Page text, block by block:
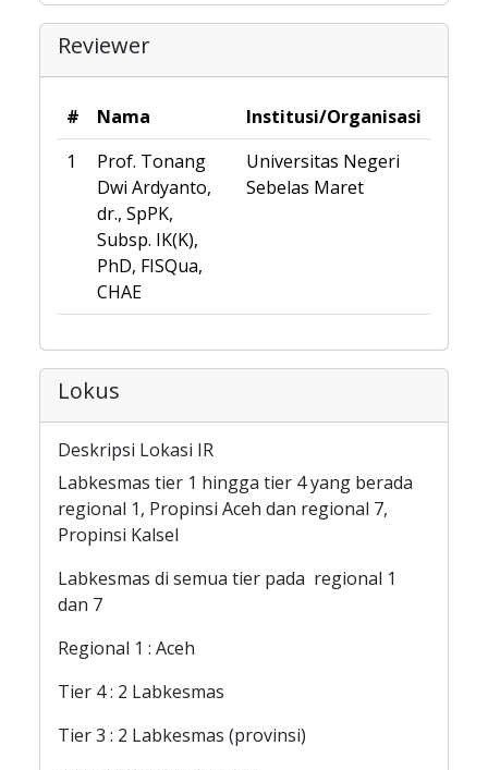
Reviewer
# Nama
Institusi/Organisasi
1
Prof. Tonang
Dwi Ardyanto,
dr., SpPK,
Subsp. IK(K),
PhD, FISQua,
CHAE
Universitas Negeri
Sebelas Maret
Lokus
Deskripsi Lokasi IR
Labkesmas tier 1 hingga tier 4 yang berada
regional 1, Propinsi Aceh dan regional 7,
Propinsi Kalsel
Labkesmas di semua tier pada regional 1
dan 7
Regional 1 : Aceh
Tier 4 : 2 Labkesmas
Tier 3 : 2 Labkesmas (provinsi)